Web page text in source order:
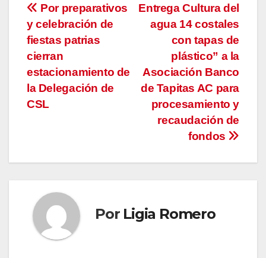
Navegación
de
entradas
Entrega Cultura del
agua 14 costales
con tapas de
plástico” a la
Asociación Banco
de Tapitas AC para
procesamiento y
recaudación de
fondos
Por preparativos
y celebración de
fiestas patrias
cierran
estacionamiento de
la Delegación de
CSL
Por Ligia Romero